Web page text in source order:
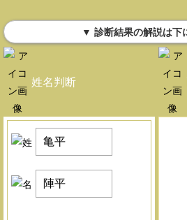
▼ 診断結果の解説は下
姓名判断